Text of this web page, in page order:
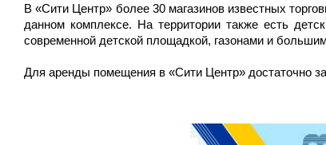
В «Сити Центр» более 30 магазинов известных
данном комплексе. На территории также есть
современной детской площадкой, газонами и
Для аренды помещения в «Сити Центр» достаточно